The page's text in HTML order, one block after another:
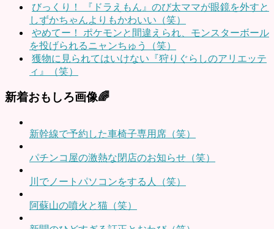
びっくり！ 『ドラえもん』のび太ママが眼鏡を外すと
しずかちゃんよりもかわいい（笑）
やめてー！ ポケモンと間違えられ、モンスターボール
を投げられるニャンちゅう（笑）
獲物に見られてはいけない『狩りぐらしのアリエッテ
ィ』（笑）
新着おもしろ画像🌈
新幹線で予約した車椅子専用席（笑）
パチンコ屋の激熱な閉店のお知らせ（笑）
川でノートパソコンをする人（笑）
阿蘇山の噴火と猫（笑）